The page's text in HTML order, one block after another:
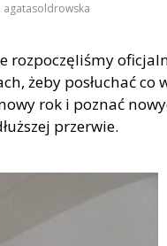
agatasoldrowska
rozpoczęliśmy
żeby posłuchać
rok i poznać
przerwie.